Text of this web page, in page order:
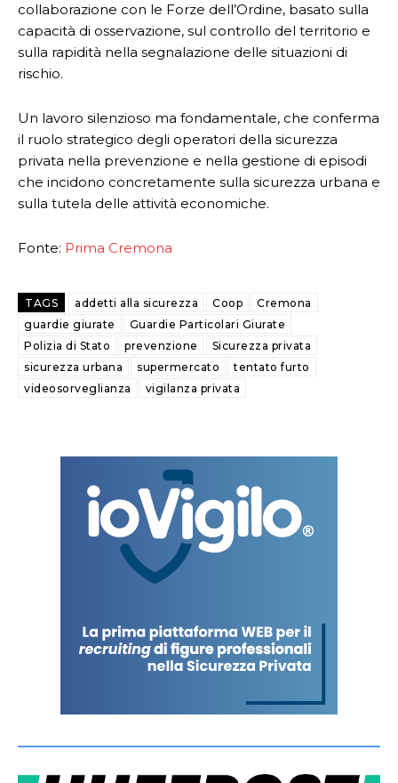
collaborazione con le Forze dell’Ordine, basato sulla
capacità di osservazione, sul controllo del territorio e
sulla rapidità nella segnalazione delle situazioni di
rischio.
Un lavoro silenzioso ma fondamentale, che conferma
il ruolo strategico degli operatori della sicurezza
privata nella prevenzione e nella gestione di episodi
che incidono concretamente sulla sicurezza urbana e
sulla tutela delle attività economiche.
Fonte: Prima Cremona
TAGS addetti alla sicurezza Coop
Cremona
guardie giurate
Guardie Particolari Giurate
Polizia di Stato
prevenzione
Sicurezza privata
sicurezza urbana
supermercato
tentato furto
videosorveglianza
vigilanza privata